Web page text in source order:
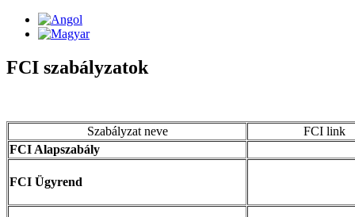
FCI szabályzatok
Szabályzat neve
FCI link
FCI Alapszabály
FCI Ügyrend